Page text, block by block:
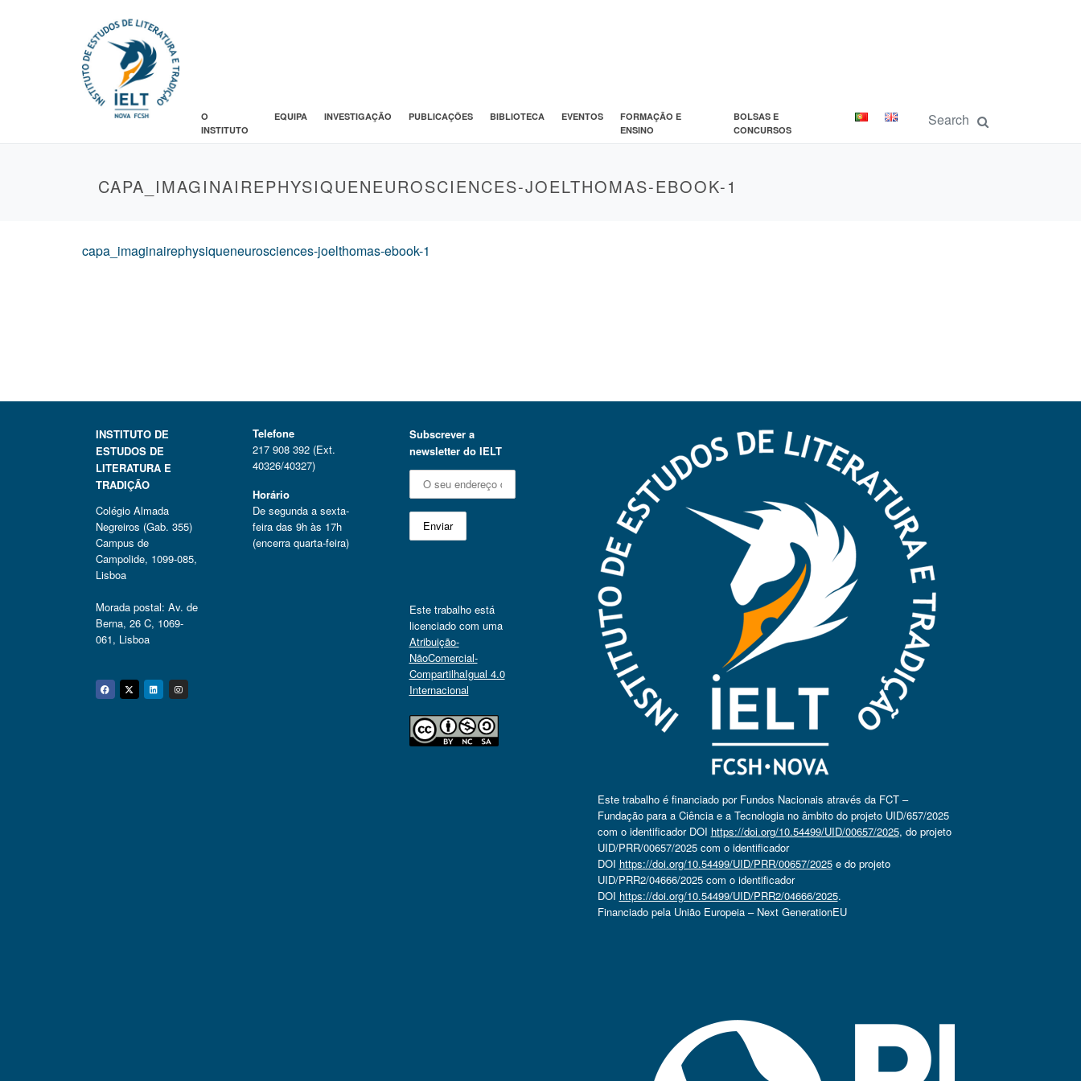
O
INSTITUTO
EQUIPA INVESTIGAÇÃO PUBLICAÇÕES BIBLIOTECA EVENTOS
FORMAÇÃO E
ENSINO
BOLSAS E
CONCURSOS
CAPA_IMAGINAIREPHYSIQUENEUROSCIENCES-JOELTHOMAS-EBOOK-1
capa_imaginairephysiqueneurosciences-joelthomas-ebook-1
INSTITUTO DE
ESTUDOS DE
LITERATURA E
TRADIÇÃO
Colégio Almada
Negreiros (Gab. 355)
Campus de
Campolide, 1099-085,
Lisboa
Morada postal: Av. de
Berna, 26 C, 1069-
061, Lisboa
Facebook
Twitter
Linkedin
Instagram
Telefone
217 908 392 (Ext.
40326/40327)
Horário
De segunda a sexta-
feira das 9h às 17h
(encerra quarta-feira)
Subscrever a
newsletter do IELT
Este trabalho está
licenciado com uma
Atribuição-
NãoComercial-
CompartilhaIgual 4.0
Internacional
Este trabalho é financiado por Fundos Nacionais através da FCT –
Fundação para a Ciência e a Tecnologia no âmbito do projeto UID/657/2025
com o identificador DOI https://doi.org/10.54499/UID/00657/2025, do projeto
UID/PRR/00657/2025 com o identificador
DOI https://doi.org/10.54499/UID/PRR/00657/2025e do projeto
UID/PRR2/04666/2025 com o identificador
DOI https://doi.org/10.54499/UID/PRR2/04666/2025.
Financiado pela União Europeia – Next GenerationEU